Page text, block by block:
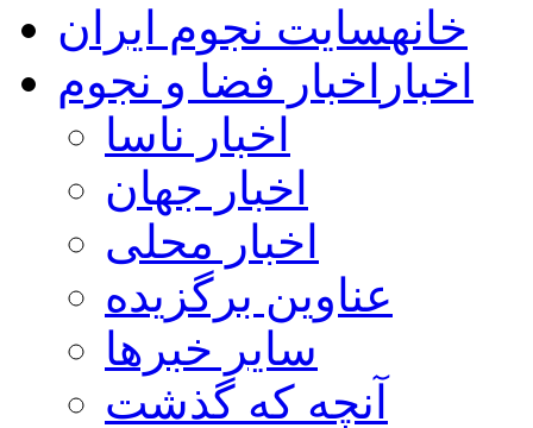
خانهسایت نجوم ایران
اخبار اخبار فضا و نجوم
اخبار ناسا
اخبار جهان
اخبار محلی
عناوین برگزیده
سایر خبرها
آنچه که گذشت